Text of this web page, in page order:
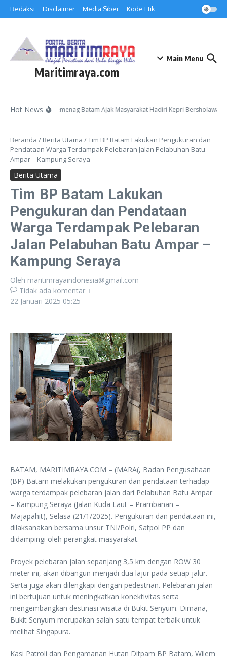
Lewati ke konten
Redaksi Disclaimer Media Siber Kode Etik
Maritimraya.com
Main Menu
Hot NewsKepala Kemenag Batam Ajak Masyarakat Hadiri Kepri Bersholawat 3
Beranda / Berita Utama /Tim BP Batam Lakukan Pengukuran dan
Pendataan Warga Terdampak Pelebaran Jalan Pelabuhan Batu
Ampar – Kampung Seraya
Berita Utama
Tim BP Batam Lakukan
Pengukuran dan Pendataan
Warga Terdampak Pelebaran
Jalan Pelabuhan Batu Ampar –
Kampung Seraya
Oleh maritimrayaindonesia@gmail.com
Tidak ada komentar
22 Januari 2025 05:25
BATAM, MARITIMRAYA.COM – (MARA(, Badan Pengusahaan
(BP) Batam melakukan pengukuran dan pendataan terhadap
warga terdampak pelebaran jalan dari Pelabuhan Batu Ampar
– Kampung Seraya (Jalan Kuda Laut – Prambanan –
Majapahit), Selasa (21/1/2025). Pengukuran dan pendataan ini,
dilaksanakan bersama unsur TNI/Polri, Satpol PP dan
didampingi oleh perangkat masyarakat.
Proyek pelebaran jalan sepanjang 3,5 km dengan ROW 30
meter ini, akan dibangun menjadi dua lajur pada setiap jalur.
Serta juga akan dilengkapi dengan pedestrian. Pelebaran jalan
ini bertujuan untuk meningkatkan konektivitas serta
mengembangkan destinasi wisata di Bukit Senyum. Dimana,
Bukit Senyum merupakan salah satu tempat terbaik untuk
melihat Singapura.
Kasi Patroli dan Pengamanan Hutan Ditpam BP Batam, Wilem